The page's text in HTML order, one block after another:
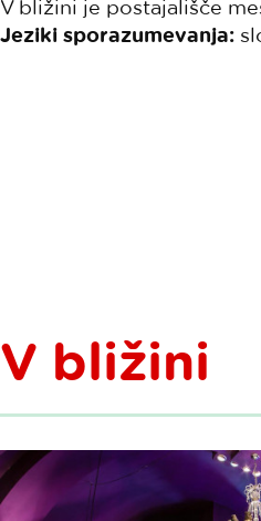
V bližini je postajališče
Jeziki sporazumevanja:
V bližini